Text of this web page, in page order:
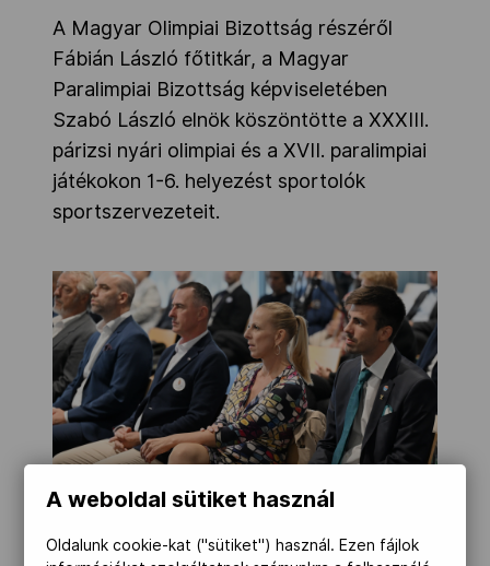
A Magyar Olimpiai Bizottság részéről
Fábián László főtitkár, a Magyar
Paralimpiai Bizottság képviseletében
Szabó László elnök köszöntötte a XXXIII.
párizsi nyári olimpiai és a XVII. paralimpiai
játékokon 1-6. helyezést sportolók
sportszervezeteit.
MOB-Média/Szalmás Péter
A weboldal sütiket használ
Oldalunk cookie-kat ("sütiket") használ. Ezen fájlok